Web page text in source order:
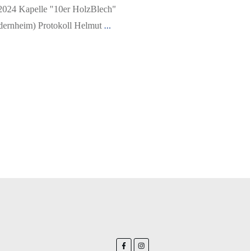
Kapelle "10er HolzBlech"
Protokoll Helmut ...